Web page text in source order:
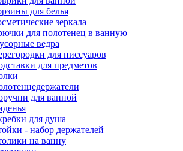
для белья
зеркала
для полотенец в ванную
ведра
для писсуаров
для предметов
для ванной
для душа
- набор держателей
на ванну